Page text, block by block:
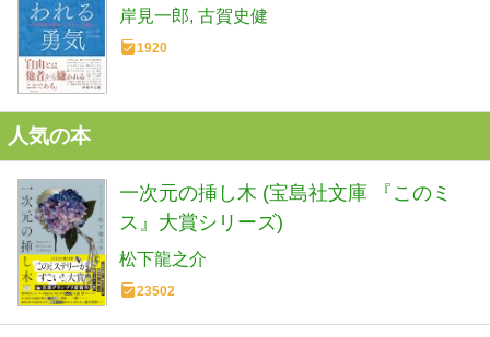
岸見一郎 古賀史健
1920
人気の本
一次元の挿し木 (宝島社文庫 『このミ
ス』大賞シリーズ)
松下龍之介
23502